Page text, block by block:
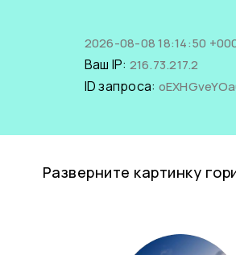
2026-08-08 18:14:50
Ваш IP: 216.73.217.2
ID запроса:
Разверните картинку